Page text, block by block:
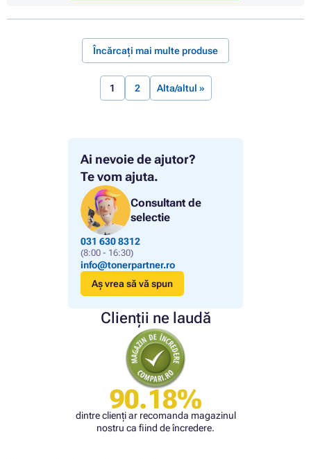
Ai nevoie de ajutor?
Te vom ajuta.
Consultant de
selectie
031 630 8312
(8:00 - 16:30)
info@tonerpartner.ro
Aș vrea să vă spun
Clienții ne laudă
90.18%
dintre clienți ar recomanda magazinul
nostru ca fiind de încredere.
Încărcați mai multe produse
1 2 Alta/altul »